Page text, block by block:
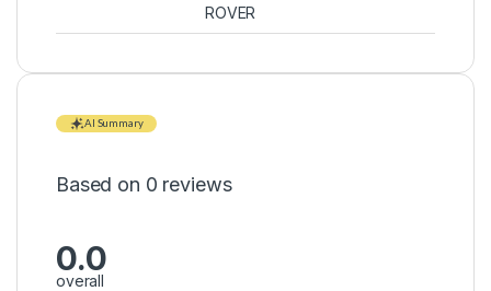
ROVER
AI Summary
Based on 0 reviews
0.0
overall